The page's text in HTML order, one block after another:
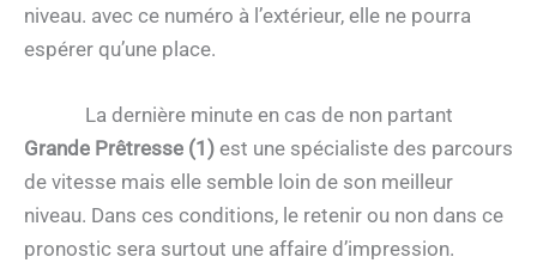
niveau. avec ce numéro à l’extérieur, elle ne pourra
espérer qu’une place.
La dernière minute en cas de non partant
Grande Prêtresse (1) est une spécialiste des parcours
de vitesse mais elle semble loin de son meilleur
niveau. Dans ces conditions, le retenir ou non dans ce
pronostic sera surtout une affaire d’impression.